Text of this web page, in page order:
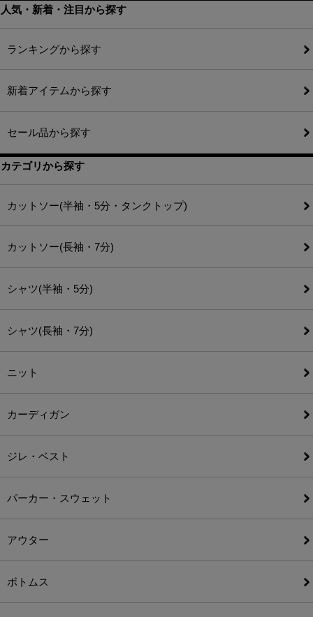
人気・新着・注目から探す
ランキングから探す
新着アイテムから探す
セール品から探す
カテゴリから探す
カットソー(半袖・5分・タンクトップ)
カットソー(長袖・7分)
シャツ(半袖・5分)
シャツ(長袖・7分)
ニット
カーディガン
ジレ・ベスト
パーカー・スウェット
アウター
ボトムス